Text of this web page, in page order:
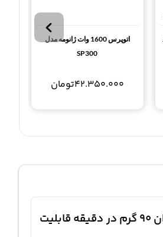
اتوپرس 1600 وات ژانومه مدل
SP300
42.350.000تومان
معرفی کوتاه اتو پرس ژانومه 2850 ساخته شده از جنس فولاد صفحه با اندازه 32 اینچ و 90 سانتیمتر توان 1600 وات بخاردهی روان 90 گرم در دقیقه قابلیت